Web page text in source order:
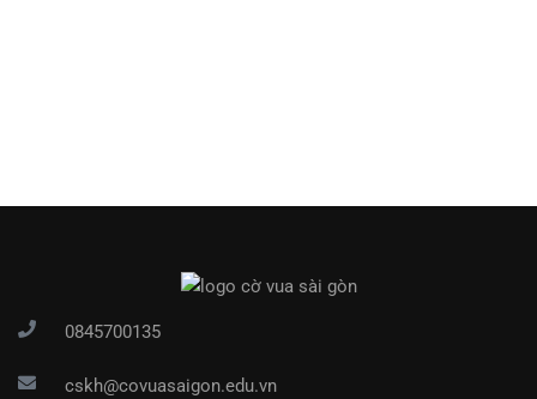
0845700135
cskh@covuasaigon.edu.vn